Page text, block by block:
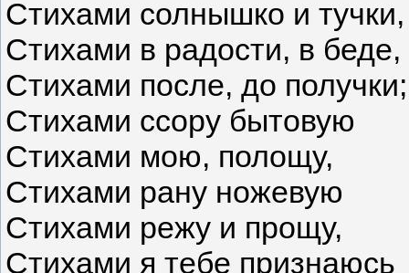
Стихами солнышко и тучки,
Стихами в радости, в беде,
Стихами после, до получки;
Стихами ссору бытовую
Стихами мою, полощу,
Стихами рану ножевую
Стихами режу и прощу,
Стихами я тебе признаюсь